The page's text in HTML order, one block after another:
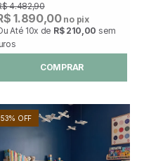
4.482,90
1.890,00no pix
Até 10x de R$ 210,00 sem
COMPRAR
53% OFF